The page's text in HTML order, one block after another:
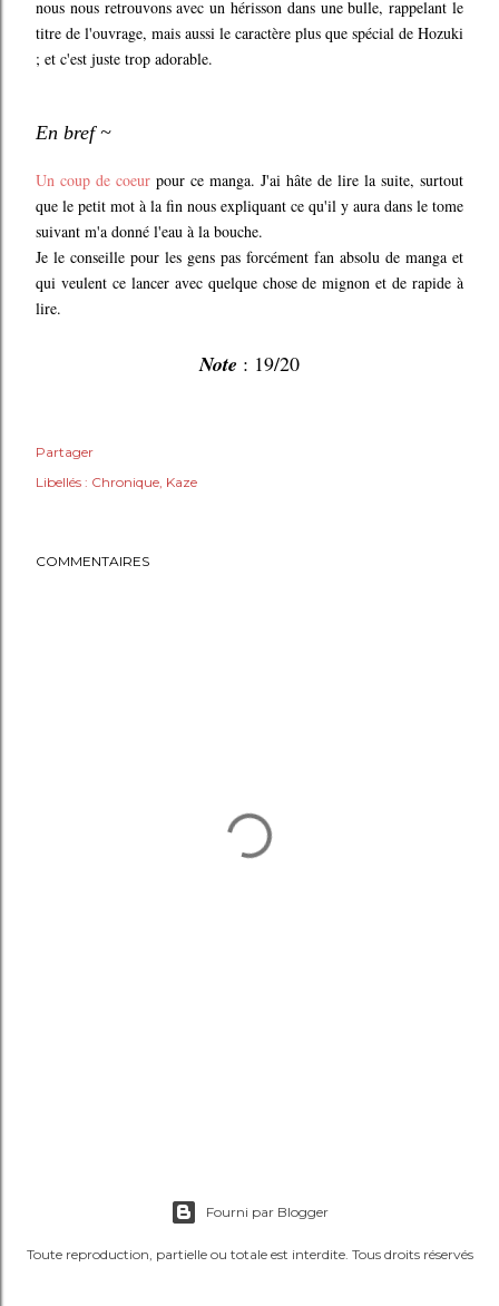
nous nous retrouvons avec un hérisson dans une bulle, rappelant le
titre de l'ouvrage, mais aussi le caractère plus que spécial de Hozuki
; et c'est juste trop adorable.
En bref ~
Un coup de coeur pour ce manga. J'ai hâte de lire la suite, surtout
que le petit mot à la fin nous expliquant ce qu'il y aura dans le tome
suivant m'a donné l'eau à la bouche.
Je le conseille pour les gens pas forcément fan absolu de manga et
qui veulent ce lancer avec quelque chose de mignon et de rapide à
lire.
Note : 19/20
Partager
Libellés : Chronique Kaze
COMMENTAIRES
Fourni par Blogger
Toute reproduction, partielle ou totale est interdite. Tous droits réservés